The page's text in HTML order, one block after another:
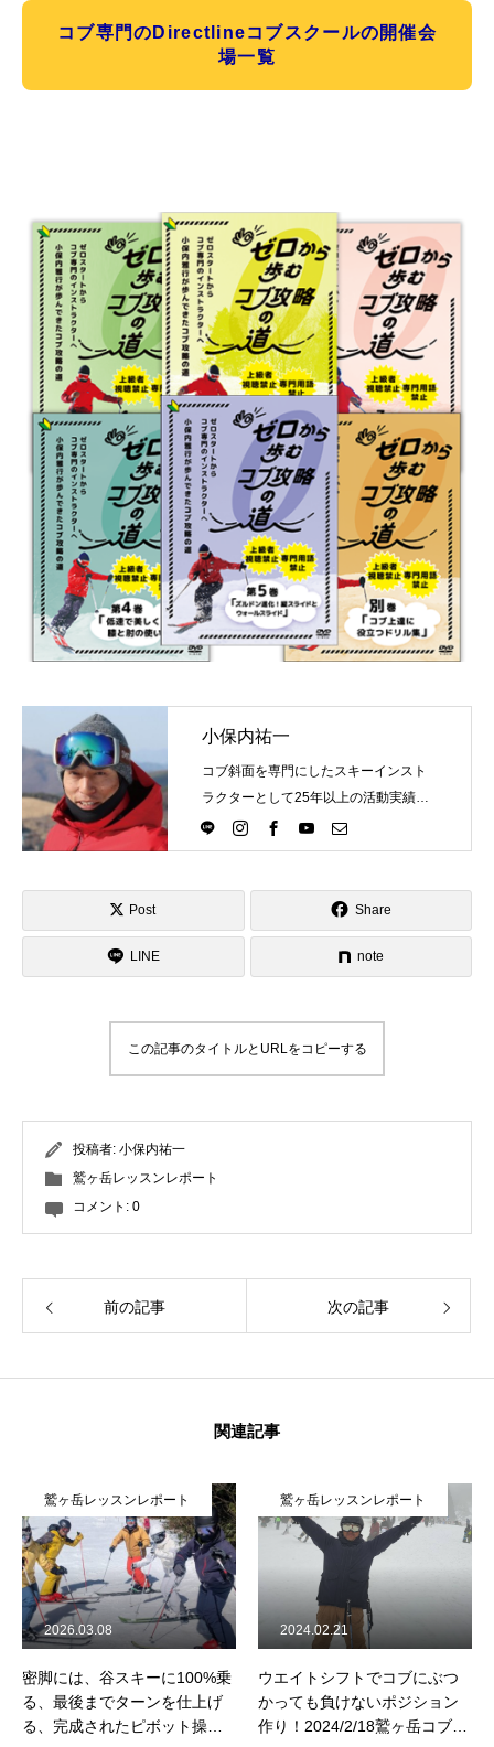
コブ専門のDirectlineコブスクールの開催会
場一覧
小保内祐一
コブ斜面を専門にしたスキーインスト
ラクターとして25年以上の活動実績。
Directlineスキースクール代表として、
スキーインストラクターが職業選択の
Post Share
LINE note
この記事のタイトルとURLをコピーする
投稿者: 小保内祐一
鷲ヶ岳レッスンレポート
コメント: 0
前の記事 次の記事
関連記事
鷲ヶ岳レッスンレポート
密脚には、谷スキーに100%乗
る、最後までターンを仕上げ
る、完成されたピボット操
2026.03.08
鷲ヶ岳レッスンレポート
ウエイトシフトでコブにぶつ
かっても負けないポジション
作り！2024/2/18鷲ヶ岳コブレ
2024.02.21